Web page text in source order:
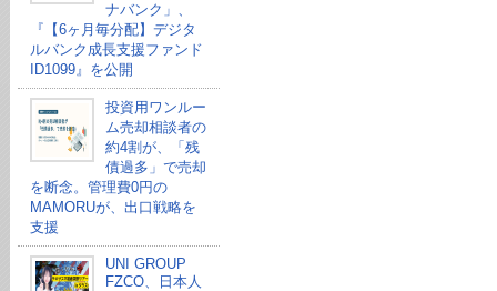
ナバンク」、
『【6ヶ月毎分配】デジタ
ルバンク成長支援ファンド
ID1099』を公開
投資用ワンルー
ム売却相談者の
約4割が、「残
債過多」で売却
を断念。管理費0円の
MAMORUが、出口戦略を
支援
UNI GROUP
FZCO、日本人